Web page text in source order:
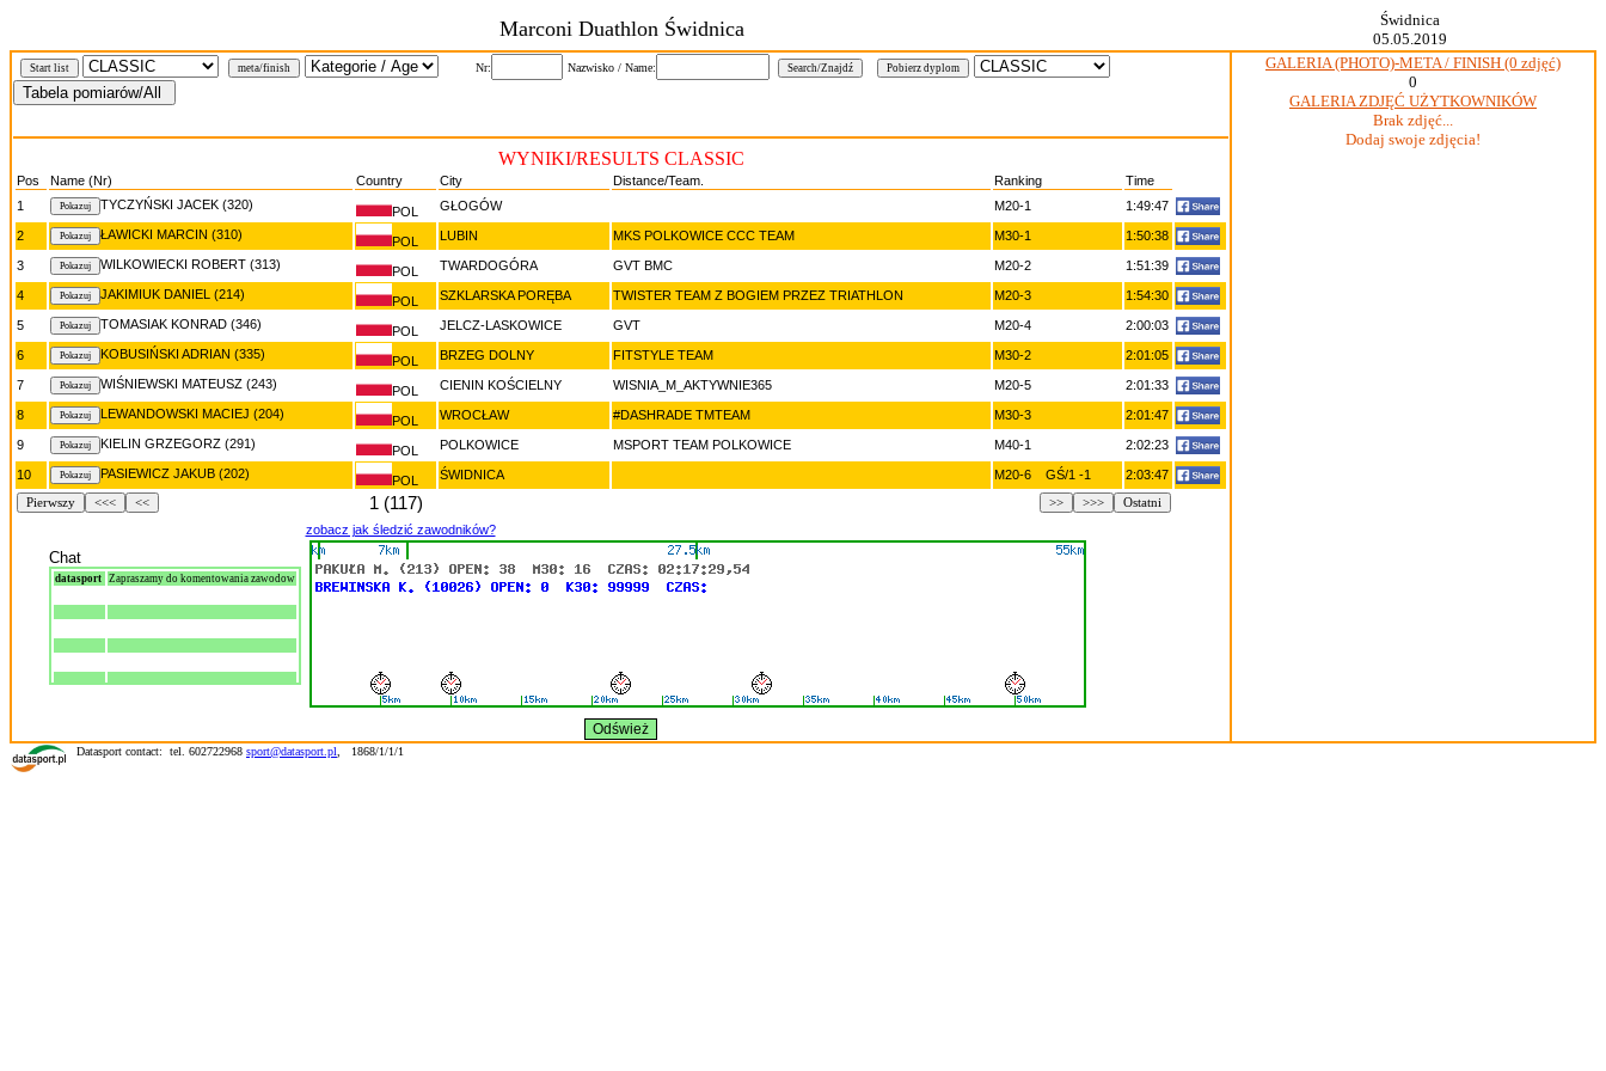
Marconi Duathlon Świdnica
Świdnica
05.05.2019
Start list meta/finish Nr: Nazwisko / Name:
WYNIKI/RESULTS CLASSIC
Pos Name (Nr) Country City Distance/Team. Ranking
Time
1
TYCZYŃSKI JACEK (320) POL GŁOGÓW M20-1 1:49:47
2 ŁAWICKI MARCIN (310) POL LUBIN MKS POLKOWICE CCC TEAM M30-1 1:50:38
3 WILKOWIECKI ROBERT (313) POL TWARDOGÓRA GVT BMC M20-2 1:51:39
4 JAKIMIUK DANIEL (214) POL SZKLARSKA PORĘBA TWISTER TEAM Z BOGIEM PRZEZ TRIATHLON M20-3 1:54:30
5 TOMASIAK KONRAD (346) POL JELCZ-LASKOWICE GVT M20-4 2:00:03
6 KOBUSIŃSKI ADRIAN (335) POL BRZEG DOLNY FITSTYLE TEAM M30-2 2:01:05
7 WIŚNIEWSKI MATEUSZ (243) POL CIENIN KOŚCIELNY WISNIA_M_AKTYWNIE365 M20-5 2:01:33
8 LEWANDOWSKI MACIEJ (204) POL WROCŁAW #DASHRADE TMTEAM M30-3 2:01:47
9 KIELIN GRZEGORZ (291) POL POLKOWICE MSPORT TEAM POLKOWICE M40-1 2:02:23
10 PASIEWICZ JAKUB (202) POL ŚWIDNICA M20-6 GŚ/1 -1 2:03:47
Pierwszy <<< << 1 (117) Ostatni
>>>
>>
Chat
datasport Zapraszamy do komentowania zawodow
zobacz jak śledzić zawodników?
GALERIA (PHOTO)-META / FINISH (0 zdjęć)
0
GALERIA ZDJĘĆ UŻYTKOWNIKÓW
Brak zdjęć...
Dodaj swoje zdjęcia!
Datasport contact: tel. 602722968 sport@datasport.pl 1868/1/1/1